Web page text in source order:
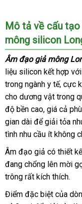
giả
mông
Long
Love
AD99V
giá
rẻ
được
thiết
kế
dạng
gối
chổng
mông
lên
theo
tư
Mô tả về cấu tạo
mông silicon
Âm đạo giả mông
liệu silicon kết hợp
trong ngành y tếđịa
chỉ
, cực
cho dương vật trong
độ bền caoThái
Lan
, giá cả
gian dài địa
chỉ
để giải tỏa
tình nhu cầu ít không
Âm đạo giả có thiết
đang chổng lên mời
trông đặt
mua
rất kích thích.
Điểm sử
đặc biệt giá
của